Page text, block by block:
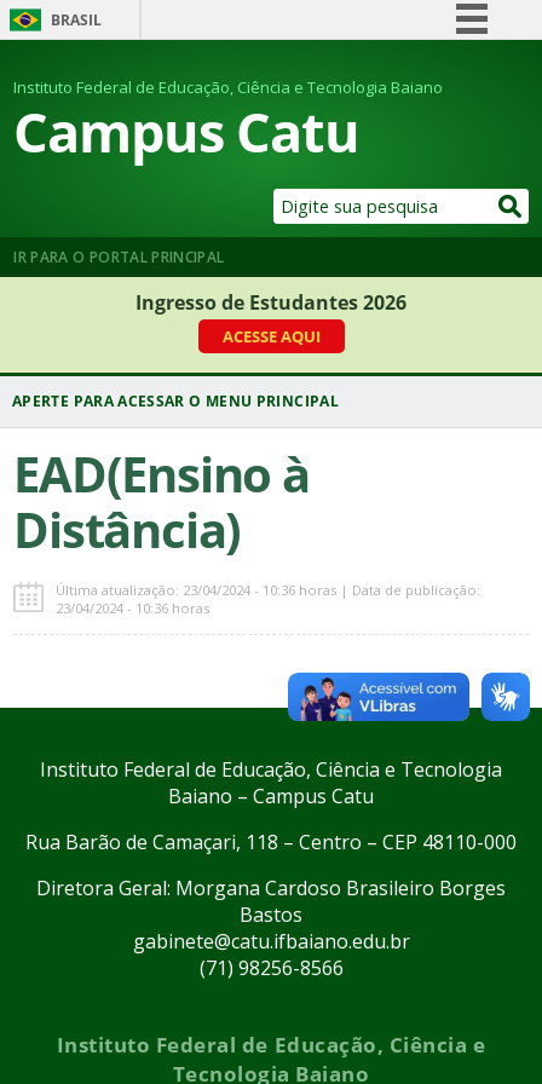
BRASIL
Comunica BR
Legislação
Instituto Federal de Educação, Ciência e Tecnologia Baiano
Campus Catu
IR PARA O PORTAL PRINCIPAL
Ingresso de Estudantes 2026
ACESSE AQUI
EAD(Ensino à
Distância)
Última atualização: 23/04/2024 - 10:36 horas | Data de publicação:
23/04/2024 - 10:36 horas
Instituto Federal de Educação, Ciência e Tecnologia
Baiano – Campus Catu
Rua Barão de Camaçari, 118 – Centro – CEP 48110-000
Diretora Geral: Morgana Cardoso Brasileiro Borges
Bastos
gabinete@catu.ifbaiano.edu.br
(71) 98256-8566
Instituto Federal de Educação, Ciência e
Tecnologia Baiano